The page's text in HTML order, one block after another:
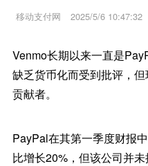
移动支付网 2025/5/6 10:47:32
Venmo长期以来一直是
缺乏货币化而受到批评，
贡献者。
PayPal在其第一季度财报
比增长20%，但该公司并